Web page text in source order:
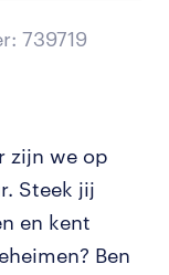
739719
zijn we op
Steek jij
en kent
Ben